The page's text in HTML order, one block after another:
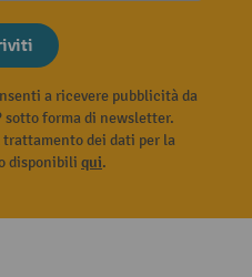
a ricevere pubblicità da
sotto forma di newsletter.
dei dati per la
disponibili qui.